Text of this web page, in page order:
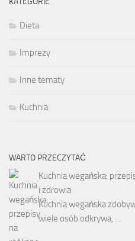
Dieta
Imprezy
Inne tematy
Kuchnia
WARTO PRZECZYTAĆ
Kuchnia wegańska:
i zdrowia
Kuchnia wegańska
wiele osób odkrywa, …